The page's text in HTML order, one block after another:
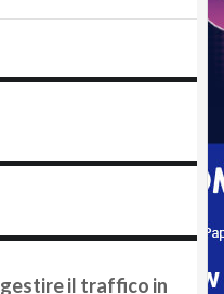
gestire il traffico in